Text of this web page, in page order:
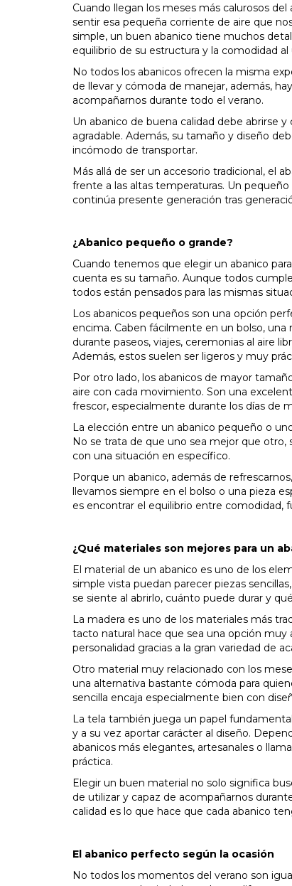
Cuando llegan los meses más calurosos
sentir esa pequeña corriente de aire que
simple, un buen abanico tiene muchos
equilibrio de su estructura y la comodidad al
No todos los abanicos ofrecen la misma
de llevar y cómoda de manejar, además,
acompañarnos durante todo el verano.
Un abanico de buena calidad debe abrirse
agradable. Además, su tamaño y diseño
incómodo de transportar.
Más allá de ser un accesorio tradicional, el
frente a las altas temperaturas. Un
continúa presente generación tras
¿Abanico pequeño o grande?
Cuando tenemos que elegir un abanico
cuenta es su tamaño. Aunque todos
todos están pensados para las mismas
Los abanicos pequeños son una opción
encima. Caben fácilmente en un bolso, una
durante paseos, viajes, ceremonias al aire
Además, estos suelen ser ligeros y muy
Por otro lado, los abanicos de mayor
aire con cada movimiento. Son una
frescor, especialmente durante los días de
La elección entre un abanico pequeño o
No se trata de que uno sea mejor que
con una situación en específico.
Porque un abanico, además de
llevamos siempre en el bolso o una pieza
es encontrar el equilibrio entre comodidad,
¿Qué materiales son mejores para un
El material de un abanico es uno de los
simple vista puedan parecer piezas
se siente al abrirlo, cuánto puede durar y
La madera es uno de los materiales más
tacto natural hace que sea una opción muy
personalidad gracias a la gran variedad de
Otro material muy relacionado con los
una alternativa bastante cómoda para
sencilla encaja especialmente bien con
La tela también juega un papel
y a su vez aportar carácter al diseño.
abanicos más elegantes, artesanales o
práctica.
Elegir un buen material no solo significa
de utilizar y capaz de acompañarnos
calidad es lo que hace que cada abanico
El abanico perfecto según la ocasión
No todos los momentos del verano son